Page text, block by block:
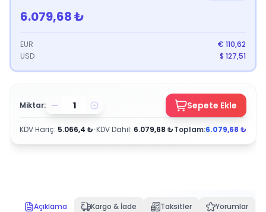
6.079,68₺
EUR € 110,62
USD
$ 127,51
Miktar: Sepete Ekle
KDV Hariç: 5.066,4 ₺•KDV Dahil: 6.079,68 ₺Toplam:6.079,68 ₺
Açıklama Kargo & İade Taksitler Yorumlar